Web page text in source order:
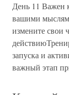
День 11 Важен
вашими
измените свои
запуска и
важный этап